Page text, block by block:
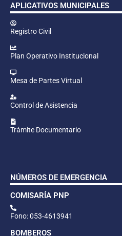
APLICATIVOS MUNICIPALES
Registro Civil
Plan Operativo Institucional
Mesa de Partes Virtual
Control de Asistencia
Trámite Documentario
NÚMEROS DE EMERGENCIA
COMISARÍA PNP
Fono: 053-4613941
BOMBEROS